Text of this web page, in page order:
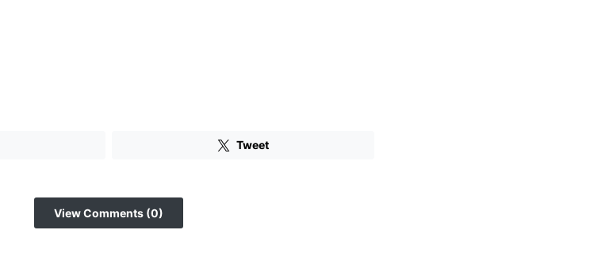
Tweet
View Comments (0)